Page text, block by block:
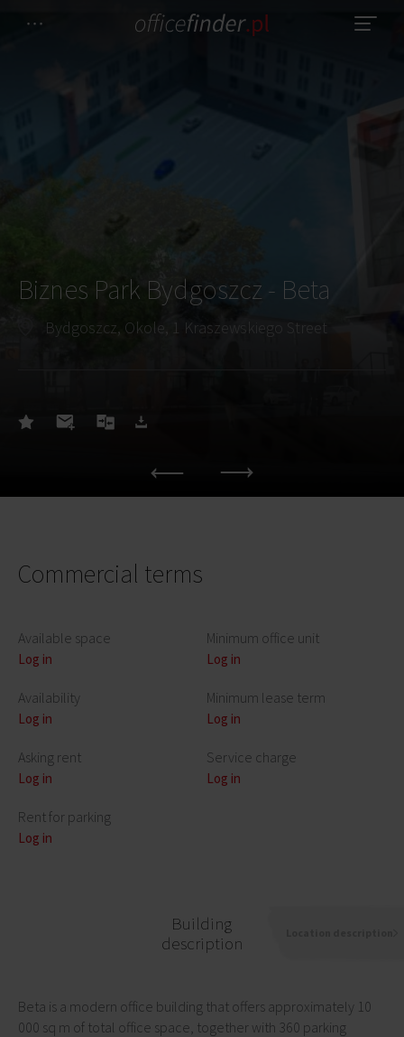
Biznes Park Bydgoszcz - Beta
Bydgoszcz, Okole, 1 Kraszewskiego Street
Commercial terms
Available space
Log in
Availability
Log in
Asking rent
Log in
Rent for parking
Log in
Minimum office unit
Log in
Minimum lease term
Log in
Service charge
Log in
Building
description
Beta is a modern office building that offers approximately 10
000 sq m of total office space, together with 360 parking